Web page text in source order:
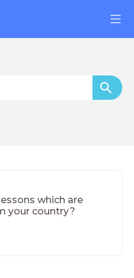
which are
your country?